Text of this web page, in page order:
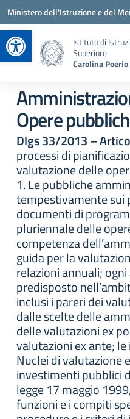
Apri la barra
Vai ai contenuti
Vai al menu di navigazione
Vai al footer
Ministero dell'Istruzione e del
Istituto di
Superiore
Carolina Poerio
Opere
Dlgs 33/2013 –
processi di
valutazione delle
1. Le pubbliche
tempestivamente sui
documenti di
pluriennale delle
competenza
guida per la
relazioni annuali;
predisposto
inclusi i pareri dei
dalle scelte delle
delle valutazioni ex
valutazioni ex ante;
Nuclei di valutazione
investimenti pubblici
legge 17 maggio
funzioni e i compiti